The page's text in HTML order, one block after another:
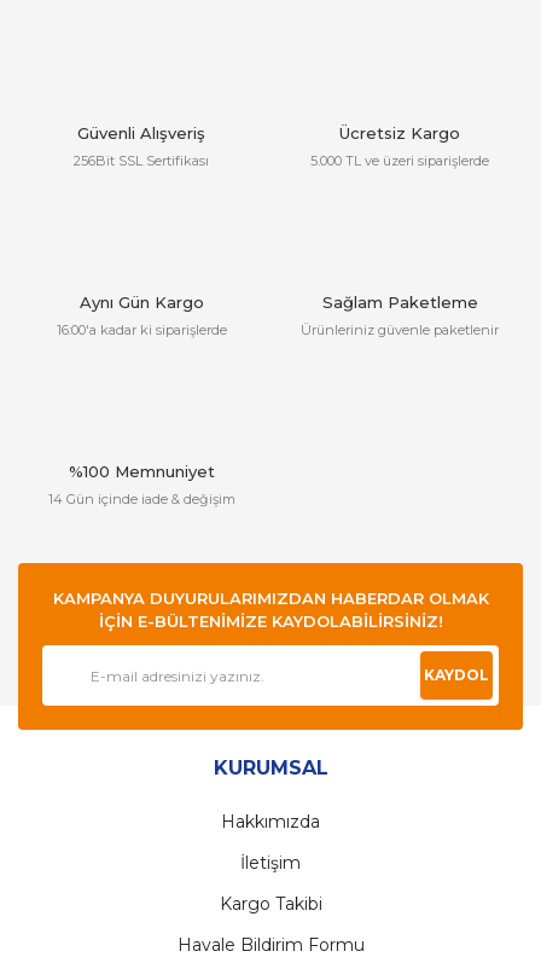
Güvenli Alışveriş
256Bit SSL Sertifikası
Ücretsiz Kargo
5.000 TL ve üzeri siparişlerde
Aynı Gün Kargo
16:00'a kadar ki siparişlerde
Sağlam Paketleme
Ürünleriniz güvenle paketlenir
%100 Memnuniyet
14 Gün içinde iade & değişim
KAMPANYA DUYURULARIMIZDAN HABERDAR OLMAK
İÇİN E-BÜLTENİMİZE KAYDOLABİLİRSİNİZ!
KAYDOL
KURUMSAL
Hakkımızda
İletişim
Kargo Takibi
Havale Bildirim Formu